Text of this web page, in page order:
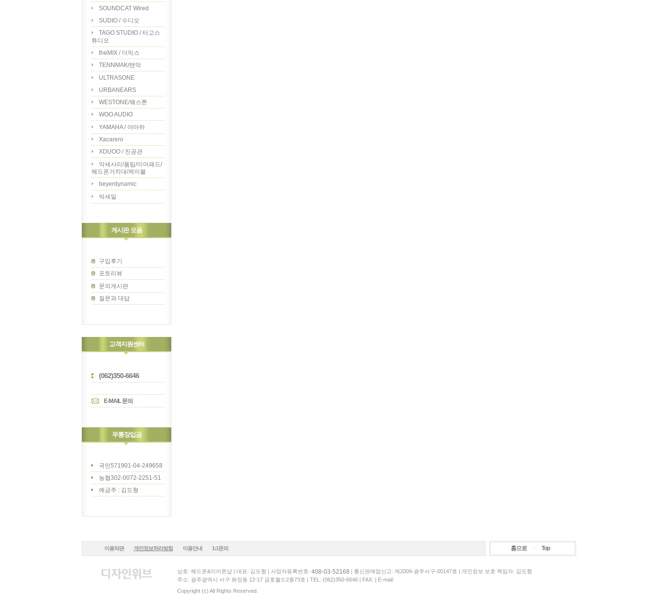
SOUNDCAT Wired
SUDIO / 수디오
TAGO STUDIO / 타고스
튜디오
theMIX / 더믹스
TENNMAK/탠막
ULTRASONE
URBANEARS
WESTONE/웨스톤
WOO AUDIO
YAMAHA / 야마하
Xacarero
XDUOO / 진공관
악세사리/폼팁/이어패드/
헤드폰거치대/케이블
beyerdynamic
빅세일
게시판 모음
구입후기
포토리뷰
문의게시판
질문과 대답
고객지원센터
(062)350-6646
E-MAIL 문의
무통장입금
국민571901-04-249658
농협302-0072-2251-51
예금주 : 김도형
이용약관 개인정보처리방침 이용안내 1:1문의 홈으로 Top
상호: 헤드폰&이어폰샵 | 대표: 김도형 | 사업자등록번호: 408-03-52168 | 통신판매업신고: 제2009-광주서구-00147호 | 개인정보 보호 책임자: 김도형
주소: 광주광역시 서구 화정동 12-17 금호월드2층73호 | TEL: (062)350-6646 | FAX: | E-mail:
Copyright (c) All Rights Reserved.